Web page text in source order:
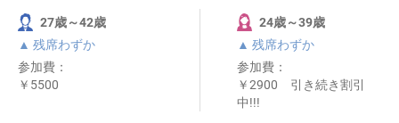
27歳～42歳
▲ 残席わずか
参加費：
￥5500
24歳～39歳
▲ 残席わずか
参加費：
￥2900 引き続き割引
中!!!